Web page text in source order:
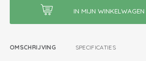
OMSCHRIJVING SPECIFICATIES